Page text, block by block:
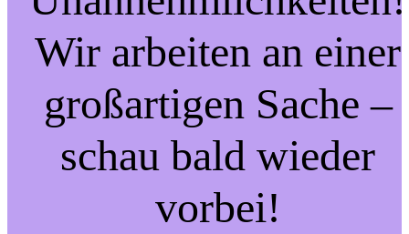
Wir arbeiten an einer
großartigen Sache –
schau bald wieder
vorbei!